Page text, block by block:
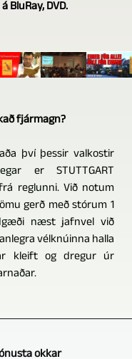
DVD.
fjármagn?
því þessir valkostir
er STUTTGART
frá reglunni. Við notum
gerð með stórum 1
næst jafnvel við
vélknúinna halla
kleift og dregur úr
okkar